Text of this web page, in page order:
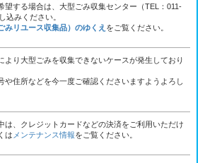
望する場合は、大型ごみ収集センター（TEL：011-
込みください。
みリユース収集品）のゆくえ をご覧ください。
より大型ごみを収集できないケースが発生しており
や住所などを今一度ご確認くださいますようよろし
は、クレジットカードなどの決済をご利用いただけ
は メンテナンス情報をご覧ください。